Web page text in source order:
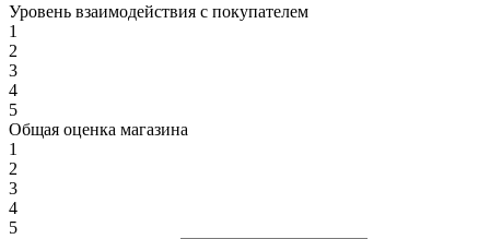
Уровень взаимодействия с покупателем
1
2
3
4
5
Общая оценка магазина
1
2
3
4
5